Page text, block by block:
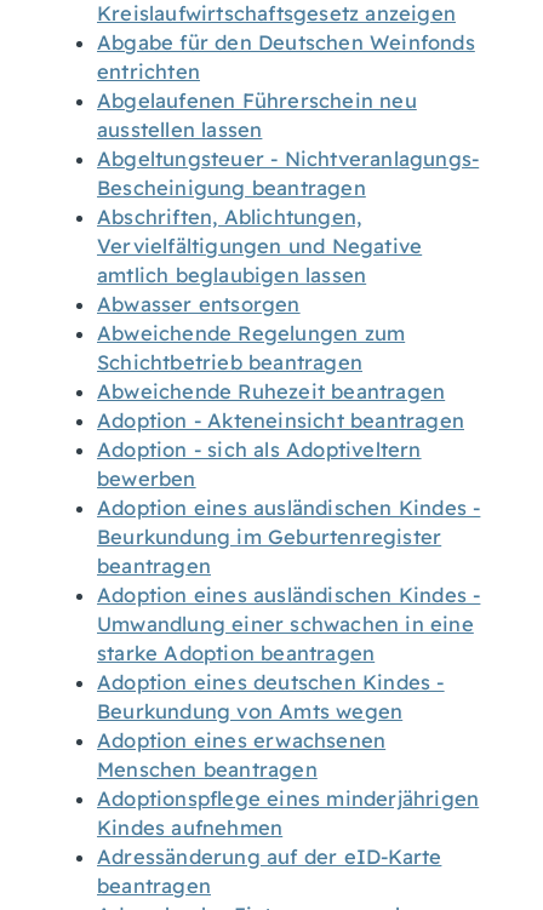
Kreislaufwirtschaftsgesetz anzeigen
Abgabe für den Deutschen Weinfonds
entrichten
Abgelaufenen Führerschein neu
ausstellen lassen
Abgeltungsteuer - Nichtveranlagungs-
Bescheinigung beantragen
Abschriften, Ablichtungen,
Vervielfältigungen und Negative
amtlich beglaubigen lassen
Abwasser entsorgen
Abweichende Regelungen zum
Schichtbetrieb beantragen
Abweichende Ruhezeit beantragen
Adoption - Akteneinsicht beantragen
Adoption - sich als Adoptiveltern
bewerben
Adoption eines ausländischen Kindes -
Beurkundung im Geburtenregister
beantragen
Adoption eines ausländischen Kindes -
Umwandlung einer schwachen in eine
starke Adoption beantragen
Adoption eines deutschen Kindes -
Beurkundung von Amts wegen
Adoption eines erwachsenen
Menschen beantragen
Adoptionspflege eines minderjährigen
Kindes aufnehmen
Adressänderung auf der eID-Karte
beantragen